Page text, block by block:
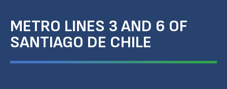
METRO LINES 3 AND 6 OF
SANTIAGO DE CHILE